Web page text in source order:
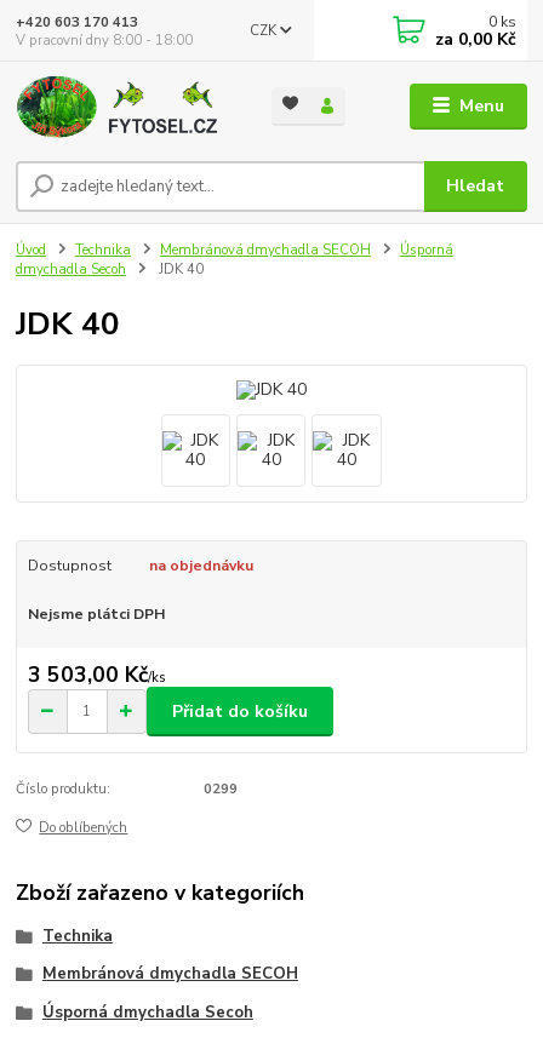
Menu
CZK
Hledat
+420 603 170 413
V pracovní dny 8:00 - 18:00
0 ks
za 0,00 Kč
Úvod Technika Membránová dmychadla SECOH
Úsporná
dmychadla Secoh
JDK 40
JDK 40
Dostupnost na objednávku
Nejsme plátci DPH
3 503,00 Kč/ks
Přidat do košíku
Číslo produktu: 0299
Do oblíbených
Zboží zařazeno v kategoriích
Technika
Membránová dmychadla SECOH
Úsporná dmychadla Secoh